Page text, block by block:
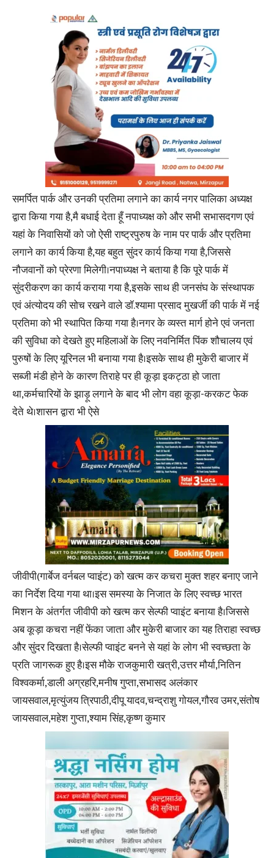
समर्पित पार्क और उनकी प्रतिमा लगाने का कार्य नगर पालिका अध्यक्ष
द्वारा किया गया है,मै बधाई देता हूँ नपाध्यक्ष को और सभी सभासदगण एवं
यहां के निवासियों को जो ऐसी राष्ट्रपुरुष के नाम पर पार्क और प्रतिमा
लगाने का कार्य किया है,यह बहुत सुंदर कार्य किया गया है,जिससे
नौजवानों को प्रेरणा मिलेगी।नपाध्यक्ष ने बताया है कि पूरे पार्क में
सुंदरीकरण का कार्य कराया गया है,इसके साथ ही जनसंघ के संस्थापक
एवं अंत्योदय की सोच रखने वाले डॉ.श्यामा प्रसाद मुखर्जी की पार्क में नई
प्रतिमा को भी स्थापित किया गया है।नगर के व्यस्त मार्ग होने एवं जनता
की सुविधा को देखते हुए महिलाओं के लिए नवनिर्मित पिंक शौचालय एवं
पुरुषों के लिए यूरिनल भी बनाया गया है।इसके साथ ही मुकेरी बाजार में
सब्जी मंडी होने के कारण तिराहे पर ही कूड़ा इकट्ठा हो जाता
था,कर्मचारियों के झाड़ू लगाने के बाद भी लोग वहा कूड़ा-करकट फेक
देते थे।शासन द्वारा भी ऐसे
जीवीपी(गार्बेज वर्नबल प्वाइंट) को खत्म कर कचरा मुक्त शहर बनाए जाने
का निर्देश दिया गया था।इस समस्या के निजात के लिए स्वच्छ भारत
मिशन के अंतर्गत जीवीपी को खत्म कर सेल्फी प्वाइंट बनाया है।जिससे
अब कूड़ा कचरा नहीं फेंका जाता और मुकेरी बाजार का यह तिराहा स्वच्छ
और सुंदर दिखता है।सेल्फी प्वाइंट बनने से यहां के लोग भी स्वच्छता के
प्रति जागरूक हुए है।इस मौके राजकुमारी खत्री,उत्तर मौर्या,नितिन
विश्वकर्मा,डाली अग्रहरि,मनीष गुप्ता,सभासद अलंकार
जायसवाल,मृत्युंजय त्रिपाठी,दीपू यादव,चन्द्राशु गोयल,गौरव उमर,संतोष
जायसवाल,महेश गुप्ता,श्याम सिंह,कृष्ण कुमार